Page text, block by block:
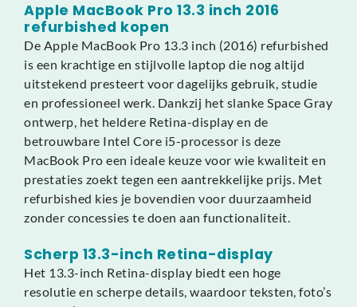
Apple MacBook Pro 13.3 inch 2016
refurbished kopen
De Apple MacBook Pro 13.3 inch (2016) refurbished
is een krachtige en stijlvolle laptop die nog altijd
uitstekend presteert voor dagelijks gebruik, studie
en professioneel werk. Dankzij het slanke Space Gray
ontwerp, het heldere Retina-display en de
betrouwbare Intel Core i5-processor is deze
MacBook Pro een ideale keuze voor wie kwaliteit en
prestaties zoekt tegen een aantrekkelijke prijs. Met
refurbished kies je bovendien voor duurzaamheid
zonder concessies te doen aan functionaliteit.
Scherp 13.3-inch Retina-display
Het 13.3-inch Retina-display biedt een hoge
resolutie en scherpe details, waardoor teksten, foto’s